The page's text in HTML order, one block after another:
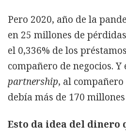
Pero 2020, año de la
en 25 millones de
el 0,336% de los
compañero de negocios. Y
partnership, al compañero
debía más de 170
Esto da idea del dinero